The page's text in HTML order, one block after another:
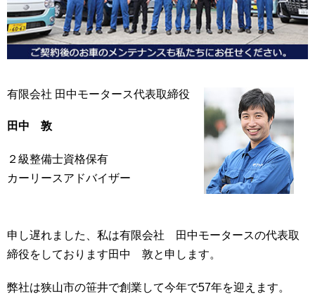
有限会社 田中モータース代表取締役
田中 敦
２級整備士資格保有
カーリースアドバイザー
申し遅れました、私は有限会社 田中モータースの代表取
締役をしております田中 敦と申します。
弊社は狭山市の笹井で創業して今年で57年を迎えます。